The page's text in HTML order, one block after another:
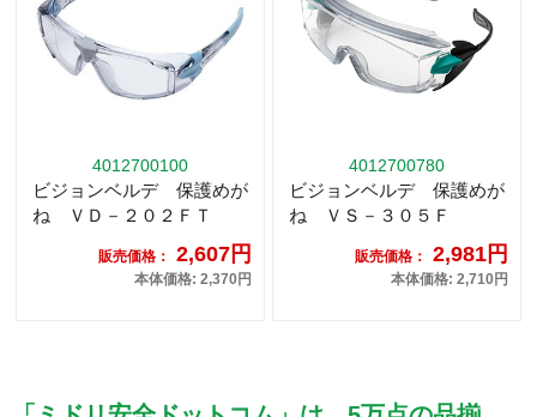
4012700100
ビジョンベルデ 保護めが
ね ＶＤ－２０２ＦＴ
販売価格： 2,607円
本体価格: 2,370円
4012700780
ビジョンベルデ 保護めが
ね ＶＳ－３０５Ｆ
販売価格： 2,981円
本体価格: 2,710円